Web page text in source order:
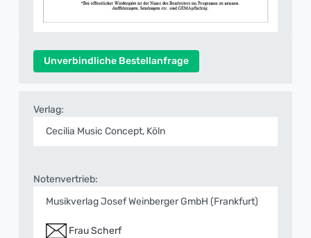
Unverbindliche Bestellanfrage
Verlag:
Cecilia Music Concept, Köln
Notenvertrieb:
Musikverlag Josef Weinberger GmbH (Frankfurt)
Frau Scherf